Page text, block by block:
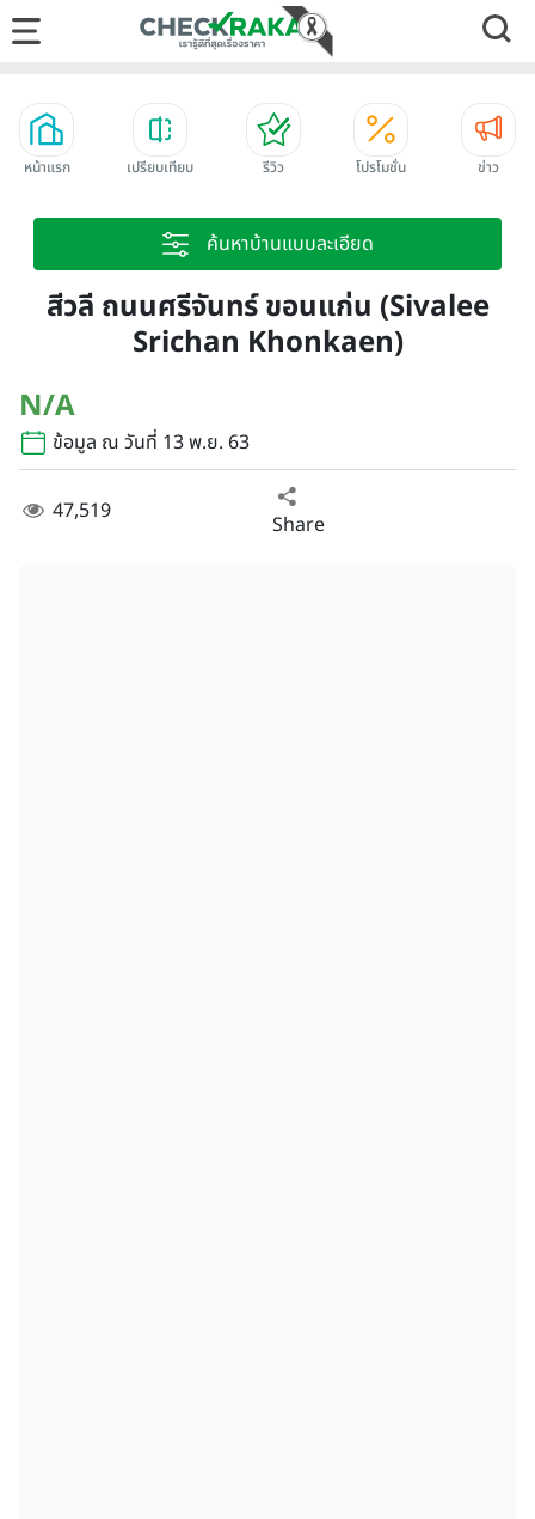
หน้าแรก เปรียบเทียบ รีวิว โปรโมชั่น ข่าว
ค้นหาบ้านแบบละเอียด
สีวลี ถนนศรีจันทร์ ขอนแก่น (Sivalee
Srichan Khonkaen)
N/A
ข้อมูล ณ วันที่ 13 พ.ย. 63
47,519 Share